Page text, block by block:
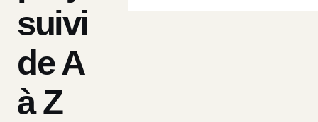
suivi
de A
à Z